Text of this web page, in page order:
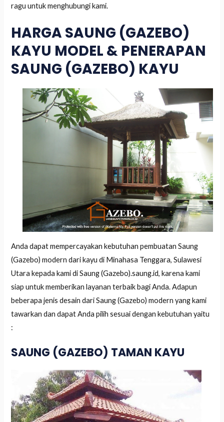
ragu untuk menghubungi kami.
HARGA SAUNG (GAZEBO)
KAYU MODEL & PENERAPAN
SAUNG (GAZEBO) KAYU
Anda dapat mempercayakan kebutuhan pembuatan Saung
(Gazebo) modern dari kayu di Minahasa Tenggara, Sulawesi
Utara kepada kami di Saung (Gazebo).saung.id, karena kami
siap untuk memberikan layanan terbaik bagi Anda. Adapun
beberapa jenis desain dari Saung (Gazebo) modern yang kami
tawarkan dan dapat Anda pilih sesuai dengan kebutuhan yaitu
:
SAUNG (GAZEBO) TAMAN KAYU